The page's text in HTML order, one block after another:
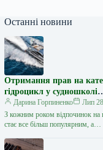
Останні новини
Отримання прав на
гідроцикл у судношколі
«Либідь-А»: від теорії до
іспиту
Дарина Горпиненко
Лип
З кожним роком відпочинок на
стає все більш популярним, а
чи гідроциклом відкриває нові